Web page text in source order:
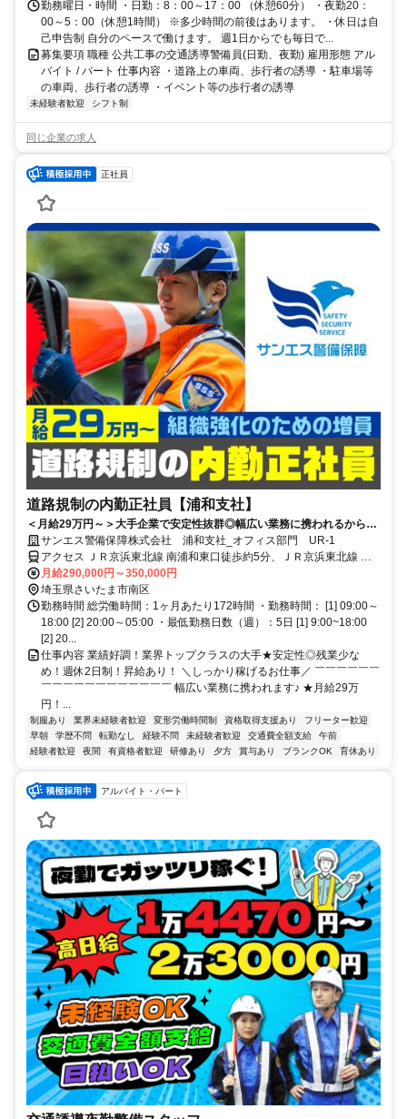
勤務曜日・時間 ・日勤：8：00～17：00 （休憩60分） ・夜勤20：
00～5：00（休憩1時間） ※多少時間の前後はあります。 ・休日は自
己申告制 自分のペースで働けます。 週1日からでも毎日で...
募集要項 職種 公共工事の交通誘導警備員(日勤、夜勤) 雇用形態 アル
バイト / パート 仕事内容 ・道路上の車両、歩行者の誘導 ・駐車場等
の車両、歩行者の誘導 ・イベント等の歩行者の誘導
未経験者歓迎 シフト制
同じ企業の求人
正社員
道路規制の内勤正社員【浦和支社】
＜月給29万円～＞大手企業で安定性抜群◎幅広い業務に携われるから未
経験でも成長出来ます！
サンエス警備保障株式会社 浦和支社_オフィス部門 UR-1
アクセス ＪＲ京浜東北線 南浦和東口徒歩約5分、ＪＲ京浜東北線 南
浦和東口徒歩約5分、ＪＲ京浜東北線 浦和東口徒歩約26分 「南浦和
駅」から徒歩5分 ★駅近で通勤ラクラク ★交通費全額支給
月給290,000円～350,000円
埼玉県さいたま市南区
勤務時間 総労働時間：1ヶ月あたり172時間 ・勤務時間： [1] 09:00～
18:00 [2] 20:00～05:00 ・最低勤務日数（週）：5日 [1] 9:00~18:00
[2] 20...
仕事内容 業績好調！業界トップクラスの大手★安定性◎残業少な
め！週休2日制！昇給あり！ ＼しっかり稼げるお仕事／ ￣￣￣￣￣￣
￣￣￣￣￣￣￣￣￣￣￣￣ 幅広い業務に携われます♪ ★月給29万
円！...
制服あり 業界未経験者歓迎 変形労働時間制 資格取得支援あり
フリーター歓迎
早朝
学歴不問 転勤なし 経験不問 未経験者歓迎 交通費全額支給
午前
経験者歓迎
夜間 有資格者歓迎 研修あり 夕方 賞与あり ブランクOK 育休あり
アルバイト・パート